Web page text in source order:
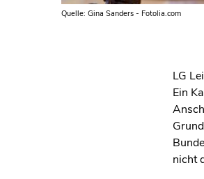
Quelle: Gina Sanders - Fotolia.com
LG
Ein
nicht